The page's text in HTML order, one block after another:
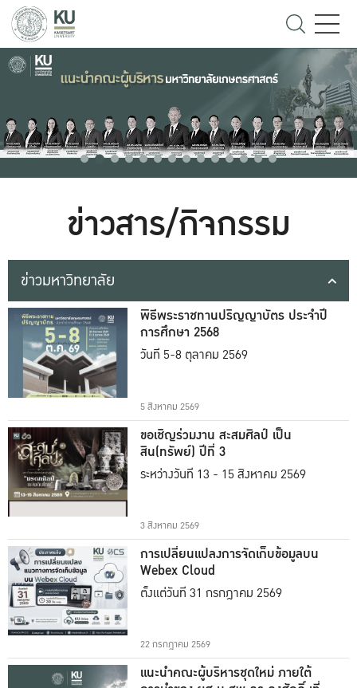
ข่าวสาร/กิจกรรม
ข่าวมหาวิทยาลัย
พิธีพระราชทานปริญญาบัตร ประจำปี
การศึกษา 2568
วันที่ 5-8 ตุลาคม 2569
5 สิงหาคม 2569
ขอเชิญร่วมงาน สะสมศิลป์ เป็น
สิน(ทรัพย์) ปีที่ 3
ระหว่างวันที่ 13 - 15 สิงหาคม 2569
3 สิงหาคม 2569
การเปลี่ยนแปลงการจัดเก็บข้อมูลบน
Webex Cloud
ตั้งแต่วันที่ 31 กรกฎาคม 2569
22 กรกฎาคม 2569
แนะนำคณะผู้บริหารชุดใหม่ ภายใต้